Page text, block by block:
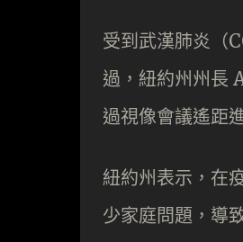
受到武漢肺炎（
過，紐約州州長
過視像會議遙距
紐約州表示，在
少家庭問題，導